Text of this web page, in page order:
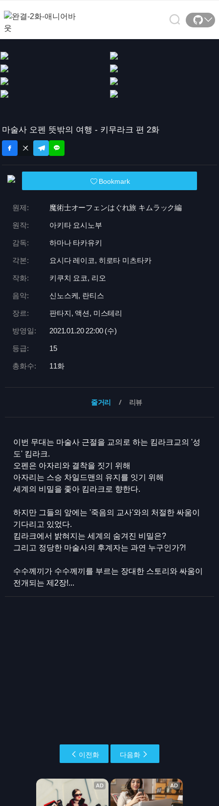
마술사 오펜 뜻밖의 여행 - 키무라크 편 2화
Bookmark
원제: 魔術士オーフェンはぐれ旅 キムラック編
원작: 아키타 요시노부
감독: 하마나 타카유키
각본: 요시다 레이코, 히로타 미츠타카
작화: 키쿠치 요코, 리오
음악: 신노스케, 란티스
장르: 판타지, 액션, 미스테리
방영일: 2021.01.20 22:00 (수)
등급: 15
총화수: 11화
줄거리 리뷰
이번 무대는 마술사 근절을 교의로 하는 킴라크교의 '성
도' 킴라크.
오펜은 아자리와 결착을 짓기 위해
아자리는 스승 차일드맨의 유지를 잇기 위해
세계의 비밀을 좇아 킴라크로 향한다.
하지만 그들의 앞에는 '죽음의 교사'와의 처절한 싸움이
기다리고 있었다.
킴라크에서 밝혀지는 세계의 숨겨진 비밀은?
그리고 정당한 마술사의 후계자는 과연 누구인가?!
수수께끼가 수수께끼를 부르는 장대한 스토리와 싸움이
전개되는 제2장!...
이전화 다음화